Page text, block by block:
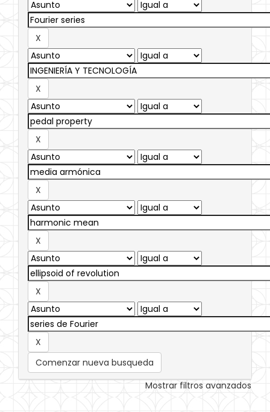
Comenzar nueva busqueda
Mostrar filtros avanzados